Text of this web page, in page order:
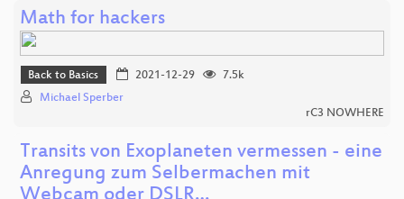
Math for hackers
Back to Basics 2021-12-29
7.5k
Michael Sperber
rC3 NOWHERE
Transits von Exoplaneten vermessen - eine
Anregung zum Selbermachen mit